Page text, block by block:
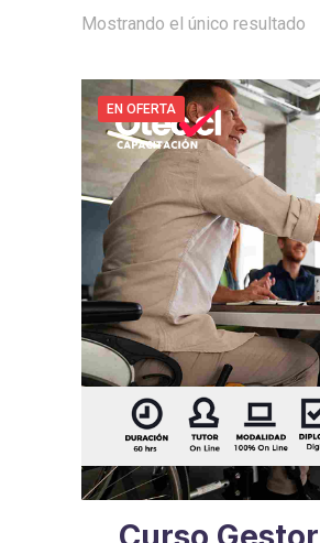
Mostrando el único resultado
EN OFERTA